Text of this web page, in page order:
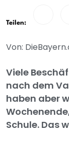
Teilen:
Von:
Viele
nach dem
haben aber
Schule. Das